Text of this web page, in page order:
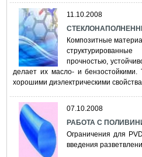
11.10.2008
Композитные
прочностью,
делает их масло- и бензостойкими.
хорошими диэлектрическими
07.10.2008
РАБОТА С
Ограничения для
введения